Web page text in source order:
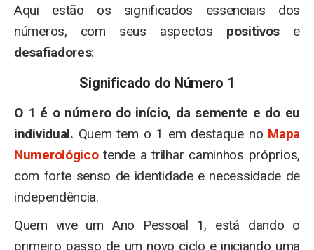
Aqui estão os significados essenciais dos
números, com seus aspectos positivos e
desafiadores:
Significado do Número 1
O 1 é o número do início, da semente e do eu
individual. Quem tem o 1 em destaque no Mapa
Numerológicotende a trilhar caminhos próprios,
com forte senso de identidade e necessidade de
independência.
Quem vive um Ano Pessoal 1, está dando o
primeiro passo de um novo ciclo e iniciando uma